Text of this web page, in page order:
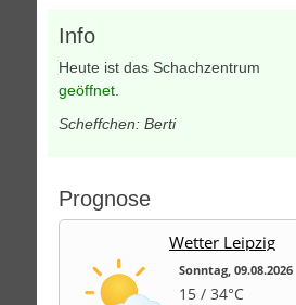
Info
Heute ist das Schachzentrum
geöffnet
Scheffchen: Berti
Prognose
Wetter Leipzig
Sonntag, 09.08.2026
15 / 34°C